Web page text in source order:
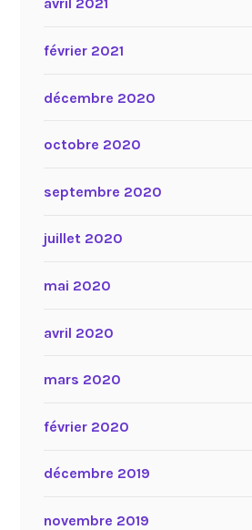
avril 2021
février 2021
décembre 2020
octobre 2020
septembre 2020
juillet 2020
mai 2020
avril 2020
mars 2020
février 2020
décembre 2019
novembre 2019